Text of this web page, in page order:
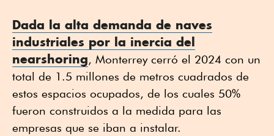
Dada la alta demanda de naves
industriales por la inercia del
nearshoring, Monterrey cerró el 2024 con un
total de 1.5 millones de metros cuadrados de
estos espacios ocupados, de los cuales 50%
fueron construidos a la medida para las
empresas que se iban a instalar.